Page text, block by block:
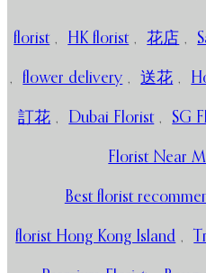
florist , HK florist , 花店 ,
, flower delivery , 送花 ,
訂花 , Dubai Florist , SG
Florist Near
Best florist
florist Hong Kong Island ,